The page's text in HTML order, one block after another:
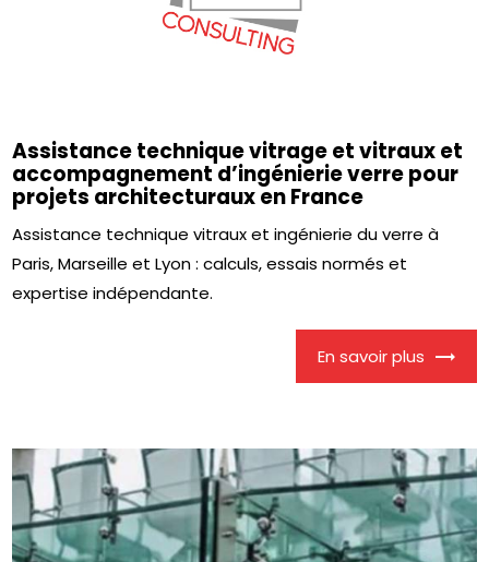
Assistance technique vitrage et vitraux et
accompagnement d’ingénierie verre pour
projets architecturaux en France
Assistance technique vitraux et ingénierie du verre à
Paris, Marseille et Lyon : calculs, essais normés et
expertise indépendante.
En savoir plus